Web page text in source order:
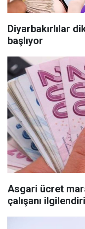
Diyarbakırlılar
başlıyor
Asgari ücret
çalışanı